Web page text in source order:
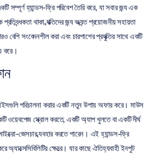
সম্পূর্ণ হ্যান্ডস-ফ্রি পরিবেশ তৈরি করে, যা সবার জন্য এক
থাকা ব্যক্তিদের জন্য অত্যন্ত প্রয়োজনীয় সহায়তা
করে।
পরিচালনা করার একটি নতুন উপায় অফার করে। মাউস
ওয়েবপেজ স্ক্রোল করতে, একটি অ্যাপ খুলতে বা একটি দীর্ঘ
জেসচার ব্যবহার করতে পারেন। এই হ্যান্ডস-ফ্রি
অ্যাক্সেসিবিলিটির ক্ষেত্রে। যার কাছে ঐতিহ্যবাহী ইনপুট